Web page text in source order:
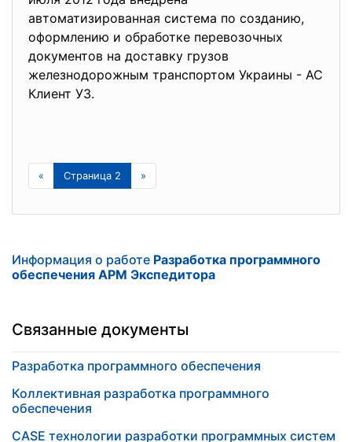
автоматизированная система по созданию,
оформлению и обработке перевозочных
документов на доставку грузов
железнодорожным транспортом Украины - АС
Клиент УЗ.
« Страница 2 »
Информация о работе Разработка программного
обеспечения АРМ Экспедитора
Связанные документы
Разработка программного обеспечения
Коллективная разработка программного
обеспечения
CASE технологии разработки программных систем